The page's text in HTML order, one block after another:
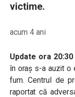
victime.
acum 4 ani
Update ora 20:30
în oraș s-a auzit o
fum. Centrul de
raportat că